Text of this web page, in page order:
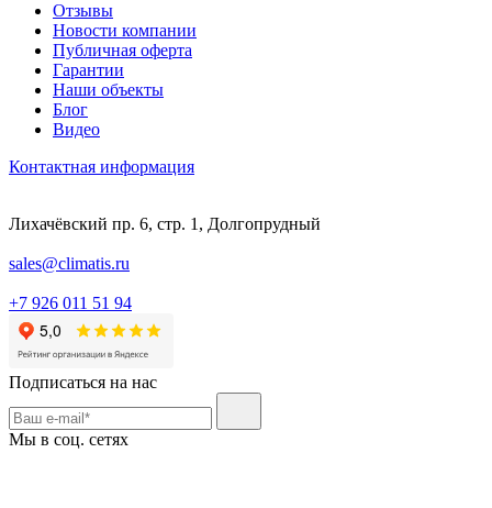
Отзывы
Новости компании
Публичная оферта
Гарантии
Наши объекты
Блог
Видео
Контактная информация
Лихачёвский пр. 6, стр. 1, Долгопрудный
sales@climatis.ru
+7 926 011 51 94
Подписаться на нас
Мы в соц. сетях